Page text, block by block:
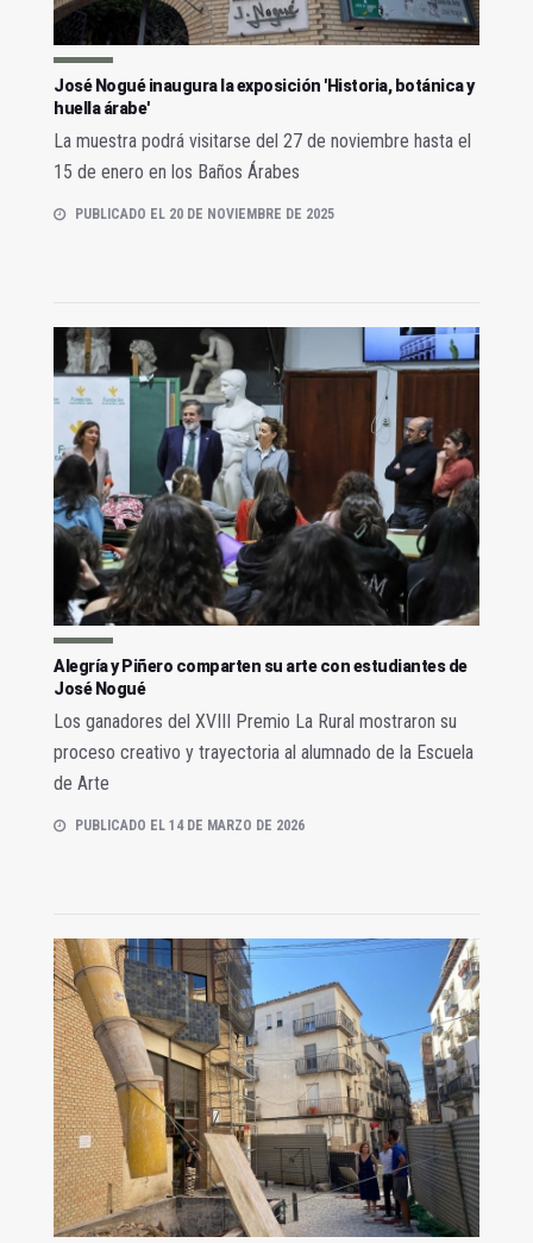
José Nogué inaugura la exposición 'Historia, botánica y
huella árabe'
La muestra podrá visitarse del 27 de noviembre hasta el
15 de enero en los Baños Árabes
PUBLICADO EL 20 DE NOVIEMBRE DE 2025
Alegría y Piñero comparten su arte con estudiantes de
José Nogué
Los ganadores del XVIII Premio La Rural mostraron su
proceso creativo y trayectoria al alumnado de la Escuela
de Arte
PUBLICADO EL 14 DE MARZO DE 2026